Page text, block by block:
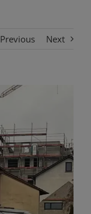
Previous Next